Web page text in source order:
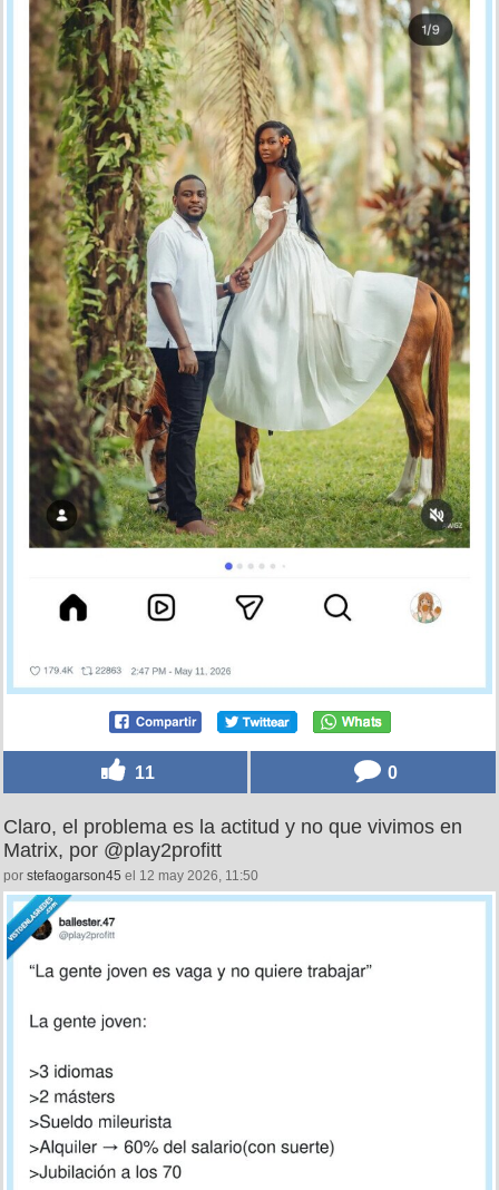
11 0
Claro, el problema es la actitud y no que vivimos en
Matrix, por @play2profitt
por stefaogarson45 el 12 may 2026, 11:50